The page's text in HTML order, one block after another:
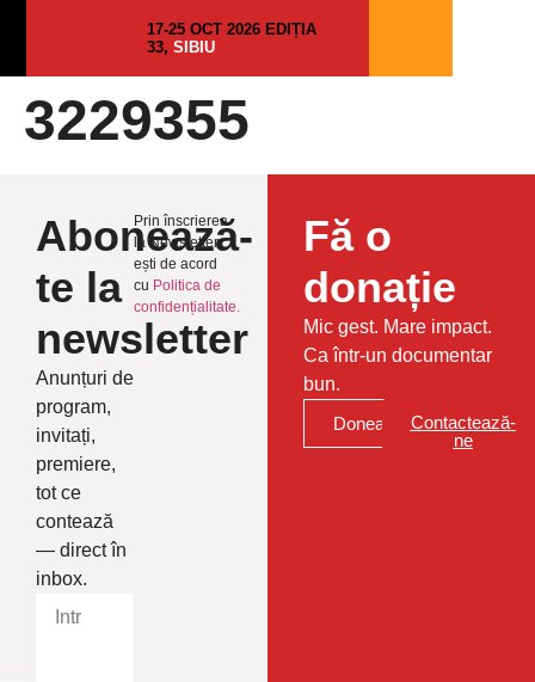
17-25 OCT 2026 EDIȚIA
33, SIBIU
3229355
Abonează-
te la
newsletter
Anunțuri de
program,
invitați,
premiere,
tot ce
contează
— direct în
inbox.
Prin înscrierea
la Newsletter
ești de acord
cu Politica de
confidențialitate.
Fă o
donație
Mic gest. Mare impact.
Ca într-un documentar
bun.
Donează
Contactează-
ne